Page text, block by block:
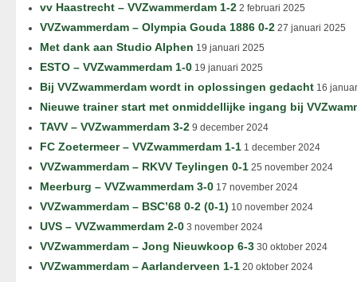
vv Haastrecht – VVZwammerdam 1-2 2 februari 2025
VVZwammerdam – Olympia Gouda 1886 0-2 27 januari 2025
Met dank aan Studio Alphen 19 januari 2025
ESTO – VVZwammerdam 1-0 19 januari 2025
Bij VVZwammerdam wordt in oplossingen gedacht 16
Nieuwe trainer start met onmiddellijke ingang bij
TAVV – VVZwammerdam 3-2 9 december 2024
FC Zoetermeer – VVZwammerdam 1-1 1 december 2024
VVZwammerdam – RKVV Teylingen 0-1 25 november 2024
Meerburg – VVZwammerdam 3-0 17 november 2024
VVZwammerdam – BSC’68 0-2 (0-1) 10 november 2024
UVS – VVZwammerdam 2-0 3 november 2024
VVZwammerdam – Jong Nieuwkoop 6-3 30 oktober 2024
VVZwammerdam – Aarlanderveen 1-1 20 oktober 2024